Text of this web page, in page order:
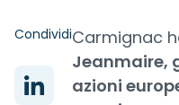
CondividiCarmignac
Jeanmaire,
azioni